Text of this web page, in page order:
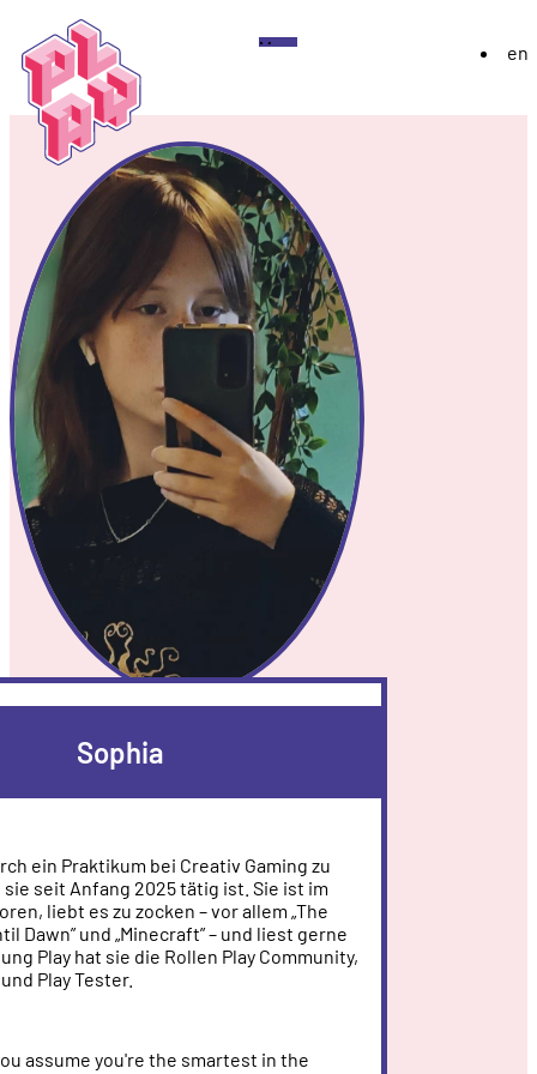
Play
Festival
Menu
YoungPLAY
Archive
Discord
Instagram
FlickrYouTube
Twitch
en
Sophia
ein Praktikum bei Creativ Gaming zu
sie seit Anfang 2025 tätig ist. Sie ist im
liebt es zu zocken – vor allem „The
Dawn” und „Minecraft” – und liest gerne
Play hat sie die Rollen Play Community,
Play Tester.
assume you're the smartest in the